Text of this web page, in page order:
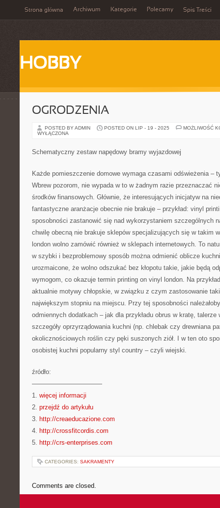
Strona główna Archiwum Kategorie Polecamy Spis Treści
HOBBY
OGRODZENIA
POSTED BY ADMIN POSTED ON LIP - 19 - 2025
MOŻLIWOŚĆ
WYŁĄCZONA
Schematyczny zestaw napędowy bramy wyjazdowej
Każde pomieszczenie domowe wymaga czasami odświeżenia –
Wbrew pozorom, nie wypada w to w żadnym razie przeznaczać
środków finansowych. Głównie, że interesujących inicjatyw na
fantastyczne aranżacje obecnie nie brakuje – przykład: vinyl
sposobności zastanowić się nad wykorzystaniem szczególnych
chwilę obecną nie brakuje sklepów specjalizujących się w takim
london wolno zamówić również w sklepach internetowych. To
w szybki i bezproblemowy sposób można odmienić oblicze
urozmaicone, że wolno odszukać bez kłopotu takie, jakie będą
wymogom, co okazuje termin printing on vinyl london. Na
aktualnie motywy chłopskie, w związku z czym zastosowanie
największym stopniu na miejscu. Przy tej sposobności
odmiennych dodatkach – jak dla przykładu obrus w kratę, talerze
szczegóły oprzyrządowania kuchni (np. chlebak czy drewniana
okolicznościowych roślin czy pęki suszonych ziół. I w ten oto
osobistej kuchni popularny styl country – czyli wiejski.
źródło:
———————————
1. więcej informacji
2. przejdź do artykułu
3. http://creaeducazione.com
4. http://crossfitcordis.com
5. http://crs-enterprises.com
CATEGORIES: SAKRAMENTY
Comments are closed.